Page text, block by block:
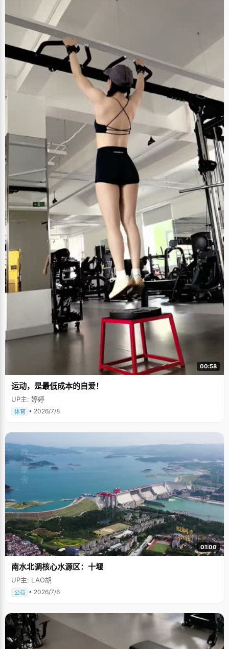
00:58
运动，是最低成本的自爱！
UP主: 婷婷
体育 • 2026/7/8
01:00
南水北调核心水源区：十堰
UP主: LAO胡
公益 • 2026/7/6